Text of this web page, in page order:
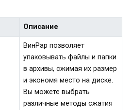
Описание
ВинРар позволяет
упаковывать файлы и папки
в архивы, сжимая их размер
и экономя место на диске.
Вы можете выбрать
различные методы сжатия